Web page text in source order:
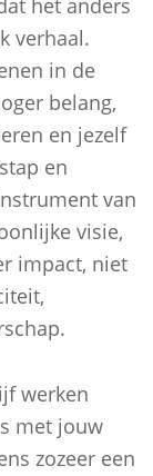
het anders
verhaal.
in de
belang,
en jezelf
en
van
visie,
impact, niet
werken
met jouw
zozeer een